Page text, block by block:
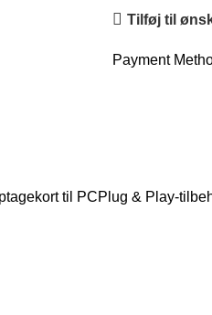
Tilføj til
Payment
til PCPlug & Play-